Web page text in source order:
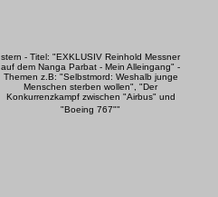
stern - Titel: "EXKLUSIV Reinhold Messner
auf dem Nanga Parbat - Mein Alleingang" -
Themen z.B: "Selbstmord: Weshalb junge
Menschen sterben wollen", "Der
Konkurrenzkampf zwischen "Airbus" und
"Boeing 767""